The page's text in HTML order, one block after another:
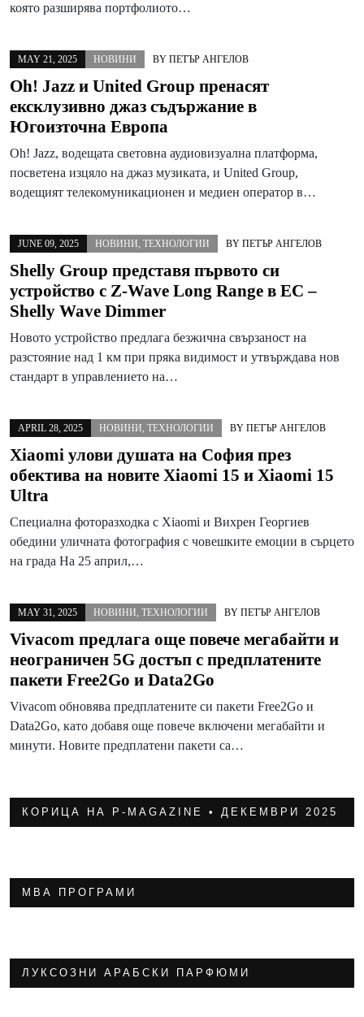
която разширява портфолиото…
MAY 21, 2025 НОВИНИ BY ПЕТЪР АНГЕЛОВ
Oh! Jazz и United Group пренасят
ексклузивно джаз съдържание в
Югоизточна Европа
Oh! Jazz, водещата световна аудиовизуална платформа,
посветена изцяло на джаз музиката, и United Group,
водещият телекомуникационен и медиен оператор в…
JUNE 09, 2025 НОВИНИ, ТЕХНОЛОГИИ BY ПЕТЪР АНГЕЛОВ
Shelly Group представя първото си
устройство с Z-Wave Long Range в ЕС –
Shelly Wave Dimmer
Новото устройство предлага безжична свързаност на
разстояние над 1 км при пряка видимост и утвърждава нов
стандарт в управлението на…
APRIL 28, 2025 НОВИНИ, ТЕХНОЛОГИИ BY ПЕТЪР АНГЕЛОВ
Xiaomi улови душата на София през
обектива на новите Xiaomi 15 и Xiaomi 15
Ultra
Специална фоторазходка с Xiaomi и Вихрен Георгиев
обедини уличната фотография с човешките емоции в сърцето
на града На 25 април,…
MAY 31, 2025 НОВИНИ, ТЕХНОЛОГИИ BY ПЕТЪР АНГЕЛОВ
Vivacom предлага още повече мегабайти и
неограничен 5G достъп с предплатените
пакети Free2Go и Data2Go
Vivacom обновява предплатените си пакети Free2Go и
Data2Go, като добавя още повече включени мегабайти и
минути. Новите предплатени пакети са…
КОРИЦА НА P-MAGAZINE • ДЕКЕМВРИ 2025
МВА ПРОГРАМИ
ЛУКСОЗНИ АРАБСКИ ПАРФЮМИ